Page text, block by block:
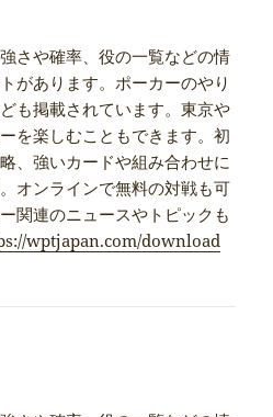
さや確率、役の一覧などの情
があります。ポーカーのやり
も掲載されています。東京や
を楽しむこともできます。初
、強いカードや組み合わせに
オンラインで無料の対戦も可
関連のニュースやトピックも
wptjapan.com/download